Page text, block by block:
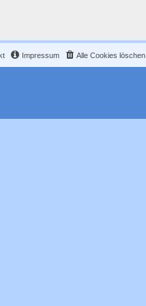
Alle Cookies löschen
Impressum